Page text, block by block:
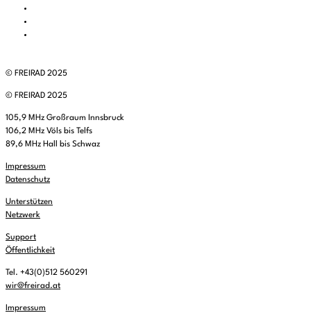
© FREIRAD 2025
© FREIRAD 2025
105,9 MHz Großraum Innsbruck
106,2 MHz Völs bis Telfs
89,6 MHz Hall bis Schwaz
Impressum
Datenschutz
Unterstützen
Netzwerk
Support
Öffentlichkeit
Tel. +43(0)512 560291
wir@freirad.at
Impressum